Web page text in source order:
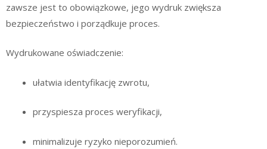
zawsze jest to obowiązkowe, jego wydruk zwiększa
bezpieczeństwo i porządkuje proces.
Wydrukowane oświadczenie:
ułatwia identyfikację zwrotu,
przyspiesza proces weryfikacji,
minimalizuje ryzyko nieporozumień.